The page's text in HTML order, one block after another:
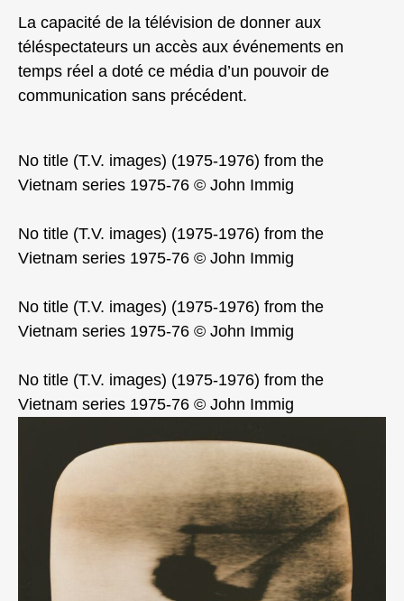
La capacité de la télévision de donner aux
téléspectateurs un accès aux événements en
temps réel a doté ce média d’un pouvoir de
communication sans précédent.
No title (T.V. images) (1975-1976) from the
Vietnam series 1975-76 © John Immig
No title (T.V. images) (1975-1976) from the
Vietnam series 1975-76 © John Immig
No title (T.V. images) (1975-1976) from the
Vietnam series 1975-76 © John Immig
No title (T.V. images) (1975-1976) from the
Vietnam series 1975-76 © John Immig